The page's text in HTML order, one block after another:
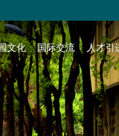
文化 国际交流 人才引